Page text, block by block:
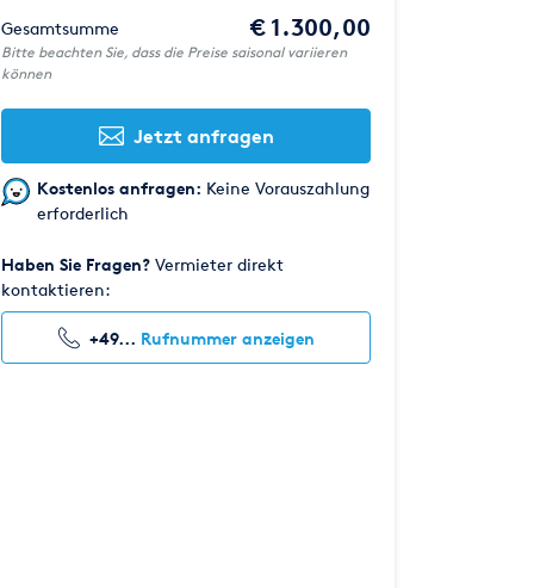
Gesamtsumme € 1.300,00
Bitte beachten Sie, dass die Preise saisonal variieren
können
Jetzt anfragen
Kostenlos anfragen: Keine Vorauszahlung
erforderlich
Haben Sie Fragen? Vermieter direkt
kontaktieren:
+49... Rufnummer anzeigen